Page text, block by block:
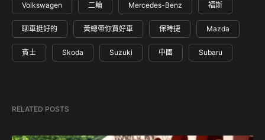
Volkswagen 二輪 Mercedes-Benz 福斯
聊車挺好的 黃總帶你買好車 保時捷 Mazda
賓士 Skoda Suzuki 中國 Subaru
RELATED POSTS